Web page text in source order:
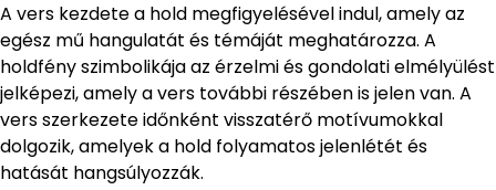
A vers kezdete a hold megfigyelésével indul, amely az
egész mű hangulatát és témáját meghatározza. A
holdfény szimbolikája az érzelmi és gondolati elmélyülést
jelképezi, amely a vers további részében is jelen van. A
vers szerkezete időnként visszatérő motívumokkal
dolgozik, amelyek a hold folyamatos jelenlétét és
hatását hangsúlyozzák.